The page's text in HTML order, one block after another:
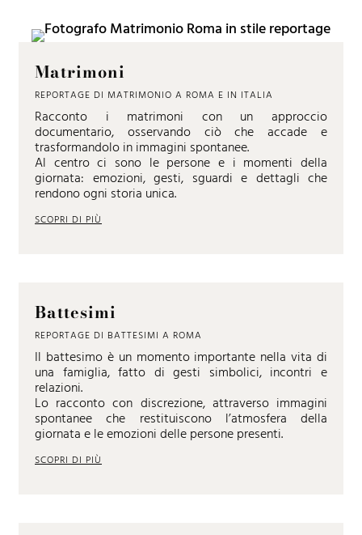
Matrimoni
REPORTAGE DI MATRIMONIO A ROMA E IN ITALIA
Racconto i matrimoni con un approccio
documentario, osservando ciò che accade e
trasformandolo in immagini spontanee.
Al centro ci sono le persone e i momenti della
giornata: emozioni, gesti, sguardi e dettagli che
rendono ogni storia unica.
SCOPRI DI PIÙ
Battesimi
REPORTAGE DI BATTESIMI A ROMA
Il battesimo è un momento importante nella vita di
una famiglia, fatto di gesti simbolici, incontri e
relazioni.
Lo racconto con discrezione, attraverso immagini
spontanee che restituiscono l’atmosfera della
giornata e le emozioni delle persone presenti.
SCOPRI DI PIÙ